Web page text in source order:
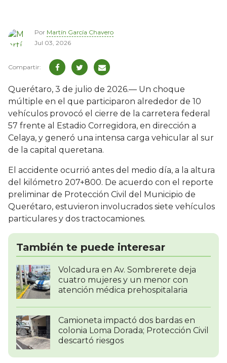
Por Martín García Chavero
Jul 03, 2026
Querétaro, 3 de julio de 2026.— Un choque
múltiple en el que participaron alrededor de 10
vehículos provocó el cierre de la carretera federal
57 frente al Estadio Corregidora, en dirección a
Celaya, y generó una intensa carga vehicular al sur
de la capital queretana.
El accidente ocurrió antes del medio día, a la altura
del kilómetro 207+800. De acuerdo con el reporte
preliminar de Protección Civil del Municipio de
Querétaro, estuvieron involucrados siete vehículos
particulares y dos tractocamiones.
También te puede interesar
Volcadura en Av. Sombrerete deja
cuatro mujeres y un menor con
atención médica prehospitalaria
Camioneta impactó dos bardas en
colonia Loma Dorada; Protección Civil
descartó riesgos